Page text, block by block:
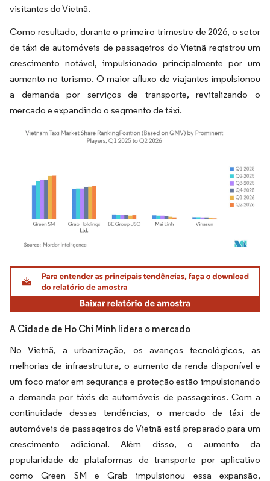
visitantes do Vietnã.
Como resultado, durante o primeiro trimestre de 2026, o setor
de táxi de automóveis de passageiros do Vietnã registrou um
crescimento notável, impulsionado principalmente por um
aumento no turismo. O maior afluxo de viajantes impulsionou
a demanda por serviços de transporte, revitalizando o
mercado e expandindo o segmento de táxi.
Imagem © Mordor Intelligence. O reuso requer atribuição conforme CC BY 4.0.
A Cidade de Ho Chi Minh lidera o mercado
No Vietnã, a urbanização, os avanços tecnológicos, as
melhorias de infraestrutura, o aumento da renda disponível e
um foco maior em segurança e proteção estão impulsionando
a demanda por táxis de automóveis de passageiros. Com a
continuidade dessas tendências, o mercado de táxi de
automóveis de passageiros do Vietnã está preparado para um
crescimento adicional. Além disso, o aumento da
popularidade de plataformas de transporte por aplicativo
como Green SM e Grab impulsionou essa expansão,